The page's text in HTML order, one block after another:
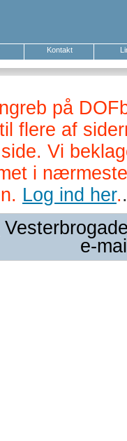
Kontakt
på
flere af
Vi
i
Log ind her..
e-